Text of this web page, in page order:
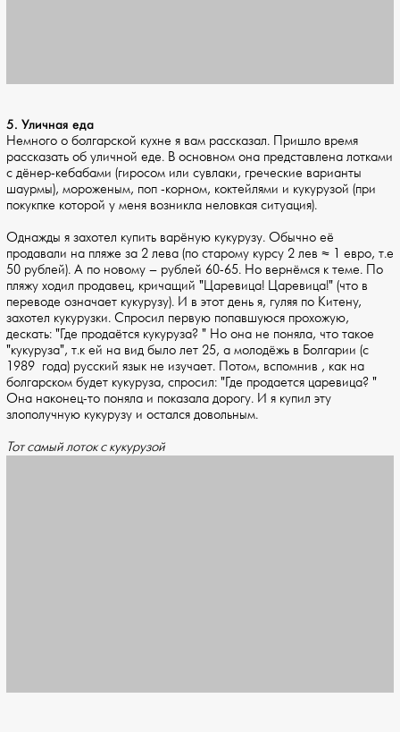
5. Уличная еда
Немного о болгарской кухне я вам рассказал. Пришло время
рассказать об уличной еде. В основном она представлена лотками
с дёнер-кебабами (гиросом или сувлаки, греческие варианты
шаурмы), мороженым, поп -корном, коктейлями и кукурузой (при
покукпке которой у меня возникла неловкая ситуация).
Однажды я захотел купить варёную кукурузу. Обычно её
продавали на пляже за 2 лева (по старому курсу 2 лев ≈ 1 евро, т.е
50 рублей). А по новому – рублей 60-65. Но вернёмся к теме. По
пляжу ходил продавец, кричащий "Царевица! Царевица!" (что в
переводе означает кукурузу). И в этот день я, гуляя по Китену,
захотел кукурузки. Спросил первую попавшуюся прохожую,
дескать: "Где продаётся кукуруза? " Но она не поняла, что такое
"кукуруза", т.к ей на вид было лет 25, а молодёжь в Болгарии (с
1989 года) русский язык не изучает. Потом, вспомнив , как на
болгарском будет кукуруза, спросил: "Где продается царевица? "
Она наконец-то поняла и показала дорогу. И я купил эту
злополучную кукурузу и остался довольным.
Тот самый лоток с кукурузой